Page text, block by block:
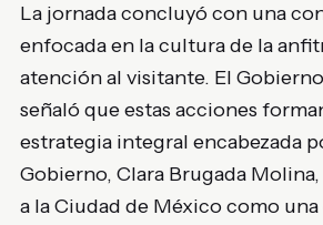
La jornada concluyó con una
enfocada en la cultura de la
atención al visitante. El
señaló que estas acciones
estrategia integral encabezada
Gobierno, Clara Brugada
a la Ciudad de México como una